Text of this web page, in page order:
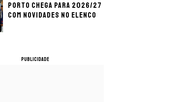
Porto chega para 2026/27
com novidades no elenco
PUBLICIDADE